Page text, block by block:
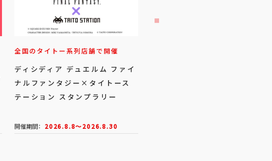
全国のタイトー系列店舗で開催
ディシディア デュエルム ファイ
ナルファンタジー×タイトース
テーション スタンプラリー
開催期間： 2026.8.8～2026.8.30